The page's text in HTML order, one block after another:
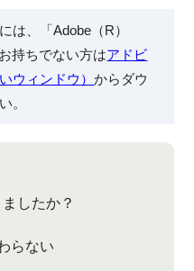
は、「Adobe（R）
持ちでない方はアドビ
ウィンドウ）からダウ
。
したか？
らない